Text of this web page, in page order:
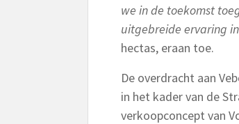
we in de toekomst
uitgebreide ervaring
hectas, eraan toe.
De overdracht aan
in het kader van de
verkoopconcept van